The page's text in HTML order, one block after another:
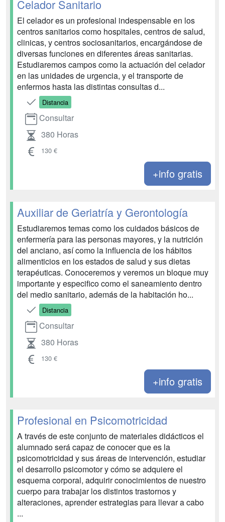
Celador Sanitario
El celador es un profesional indespensable en los
centros sanitarios como hospitales, centros de salud,
clinicas, y centros sociosanitarios, encargándose de
diversas funciones en diferentes áreas sanitarias.
Estudiaremos campos como la actuación del celador
en las unidades de urgencia, y el transporte de
enfermos hasta las distintas consultas d...
Distancia
Consultar
380 Horas
130 €
+info gratis
Auxiliar de Geriatría y Gerontología
Estudiaremos temas como los cuidados básicos de
enfermería para las personas mayores, y la nutrición
del anciano, así como la influencia de los hábitos
alimenticios en los estados de salud y sus dietas
terapéuticas. Conoceremos y veremos un bloque muy
importante y especifico como el saneamiento dentro
del medio sanitario, además de la habitación ho...
Distancia
Consultar
380 Horas
130 €
+info gratis
Profesional en Psicomotricidad
A través de este conjunto de materiales didácticos el
alumnado será capaz de conocer que es la
psicomotricidad y sus áreas de intervención, estudiar
el desarrollo psicomotor y cómo se adquiere el
esquema corporal, adquirir conocimientos de nuestro
cuerpo para trabajar los distintos trastornos y
alteraciones, aprender estrategias para llevar a cabo
...